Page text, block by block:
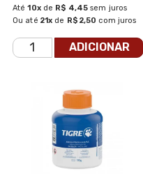
Até10xde R$ 4,45 sem juros
Ou até 21x de R$ 2,50 com juros
ADICIONAR